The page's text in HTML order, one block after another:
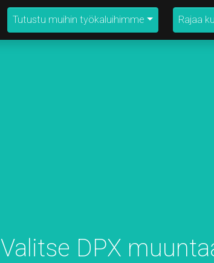
Tutustu muihin työkaluihimme Rajaa
Valitse DPX